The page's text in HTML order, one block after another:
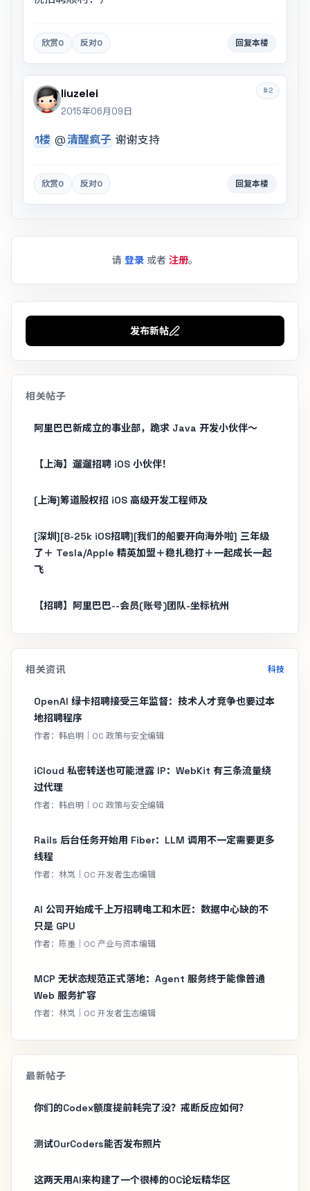
欣赏0 反对0 回复本楼
#2
liuzelei
2015年06月09日
1楼 @清醒疯子 谢谢支持
欣赏0 反对0 回复本楼
请 登录 或者 注册。
发布新帖
相关帖子
阿里巴巴新成立的事业部，跪求 Java 开发小伙伴～
【上海】遛遛招聘 iOS 小伙伴！
[上海]筹道股权招 iOS 高级开发工程师及
[深圳][8-25k iOS招聘][我们的船要开向海外啦] 三年级
了＋ Tesla/Apple 精英加盟＋稳扎稳打＋一起成长一起
飞
【招聘】阿里巴巴--会员(账号)团队-坐标杭州
相关资讯 科技
OpenAI 绿卡招聘接受三年监督：技术人才竞争也要过本
地招聘程序
作者：韩启明｜OC 政策与安全编辑
iCloud 私密转送也可能泄露 IP：WebKit 有三条流量绕
过代理
作者：韩启明｜OC 政策与安全编辑
Rails 后台任务开始用 Fiber：LLM 调用不一定需要更多
线程
作者：林岚｜OC 开发者生态编辑
AI 公司开始成千上万招聘电工和木匠：数据中心缺的不
只是 GPU
作者：陈墨｜OC 产业与资本编辑
MCP 无状态规范正式落地：Agent 服务终于能像普通
Web 服务扩容
作者：林岚｜OC 开发者生态编辑
最新帖子
你们的Codex额度提前耗完了没？戒断反应如何？
测试OurCoders能否发布照片
这两天用AI来构建了一个很棒的OC论坛精华区